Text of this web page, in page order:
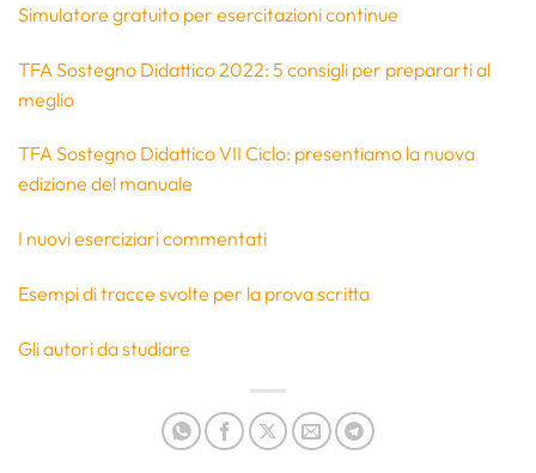
Simulatore gratuito per esercitazioni continue
TFA Sostegno Didattico 2022: 5 consigli per prepararti al
meglio
TFA Sostegno Didattico VII Ciclo: presentiamo la nuova
edizione del manuale
I nuovi eserciziari commentati
Esempi di tracce svolte per la prova scritta
Gli autori da studiare